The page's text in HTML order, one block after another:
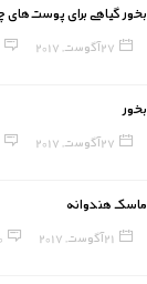
بخور گیاهی برای پوست‌های
27 آگوست, 2017
بخور
27 آگوست, 2017
ماسک هندوانه
21 آگوست, 2017